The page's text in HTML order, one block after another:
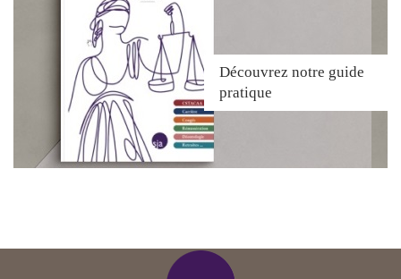
Découvrez notre guide
pratique